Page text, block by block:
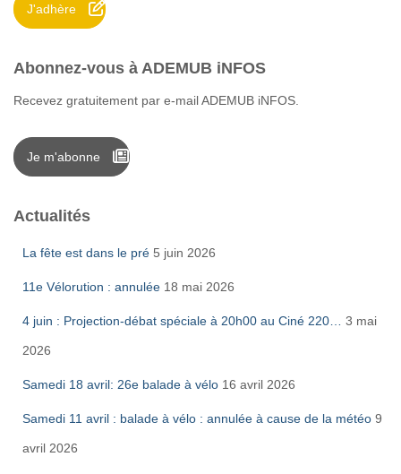
:
J'adhère
Abonnez-vous à ADEMUB iNFOS
Recevez gratuitement par e-mail ADEMUB iNFOS.
Je m'abonne
Actualités
La fête est dans le pré 5 juin 2026
11e Vélorution : annulée 18 mai 2026
4 juin : Projection-débat spéciale à 20h00 au Ciné 220… 3 mai
2026
Samedi 18 avril: 26e balade à vélo 16 avril 2026
Samedi 11 avril : balade à vélo : annulée à cause de la météo 9
avril 2026